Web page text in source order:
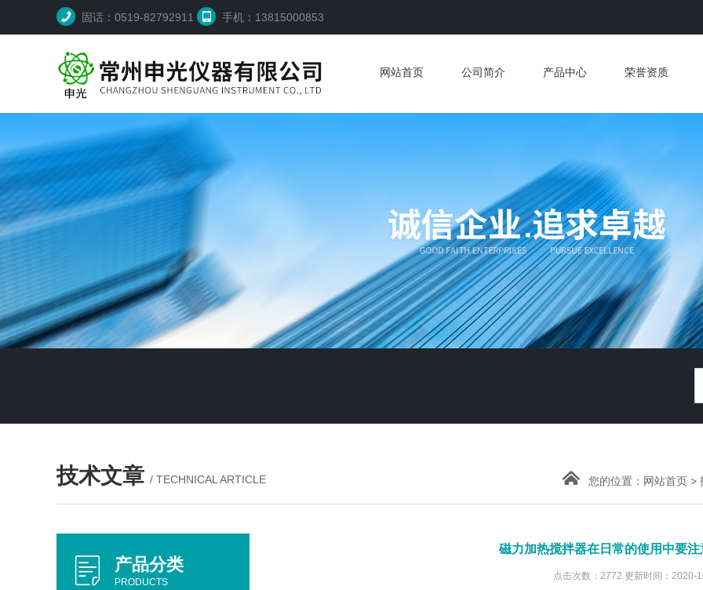
固话：0519-82792911 手机：13815000853
网站首页 公司简介 产品中心 荣誉资质
技术文章 / TECHNICAL ARTICLE 您的位置： 网站首页 >
磁力加热搅拌器在日常的使用中要
点击次数：2772 更新时间：2020-
产品分类
PRODUCTS